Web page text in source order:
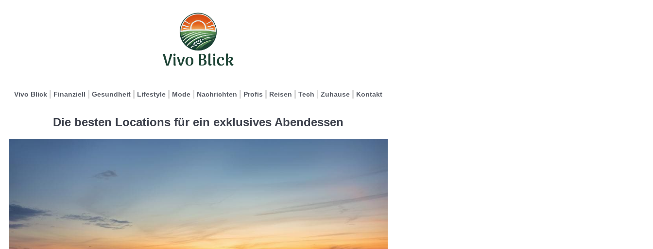
Vivo Blick Finanziell Gesundheit Lifestyle Mode Nachrichten Profis Reisen Tech Zuhause Kontakt
Die besten Locations für ein exklusives Abendessen